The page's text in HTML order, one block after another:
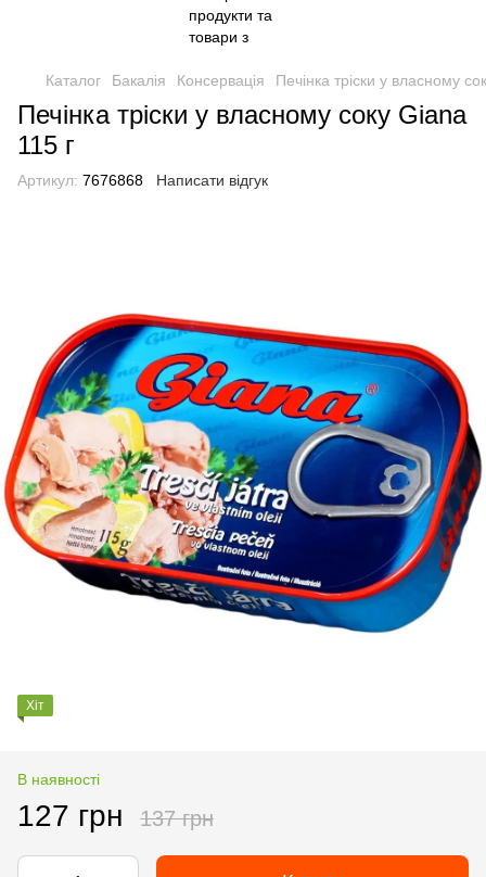
Каталог Бакалія Консервація Печінка тріски у власному
Печінка тріски у власному соку Giana
115 г
Артикул: 7676868 Написати відгук
Хіт
В наявності
127 грн 137 грн